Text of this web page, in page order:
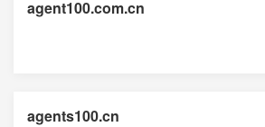
agent100.com.cn
agents100.cn